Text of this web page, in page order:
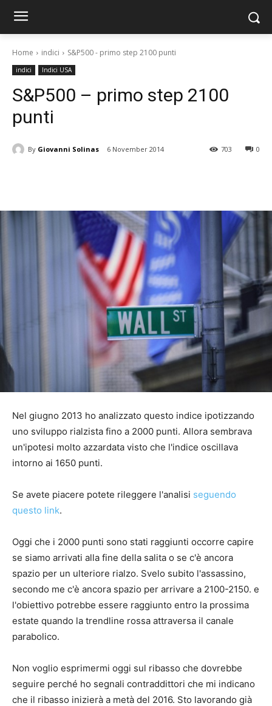
Home indici S&P500 - primo step 2100 punti
indici Indici USA
S&P500 – primo step 2100
punti
By Giovanni Solinas 6 November 2014 0
703
Nel giugno 2013 ho analizzato questo indice ipotizzando
uno sviluppo rialzista fino a 2000 punti. Allora sembrava
un'ipotesi molto azzardata visto che l'indice oscillava
intorno ai 1650 punti.
Se avete piacere potete rileggere l'analisi seguendo
questo link.
Oggi che i 2000 punti sono stati raggiunti occorre capire
se siamo arrivati alla fine della salita o se c'è ancora
spazio per un ulteriore rialzo. Svelo subito l'assassino,
secondo me c'è ancora spazio per arrivare a 2100-2150. e
l'obiettivo potrebbe essere raggiunto entro la prossima
estate quando la trendline rossa attraversa il canale
parabolico.
Non voglio esprimermi oggi sul ribasso che dovrebbe
seguire perché ho segnali contraddittori che mi indicano
che il ribasso inizierà a metà del 2016. Sto lavorando già